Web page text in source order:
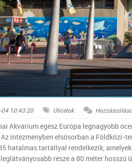
10:43:20 Úticélok
Akvárium egész Európa legnagyobb
intézményben elsősorban a Földközi-
hatalmas tartállyal rendelkezik,
része a 80 méter